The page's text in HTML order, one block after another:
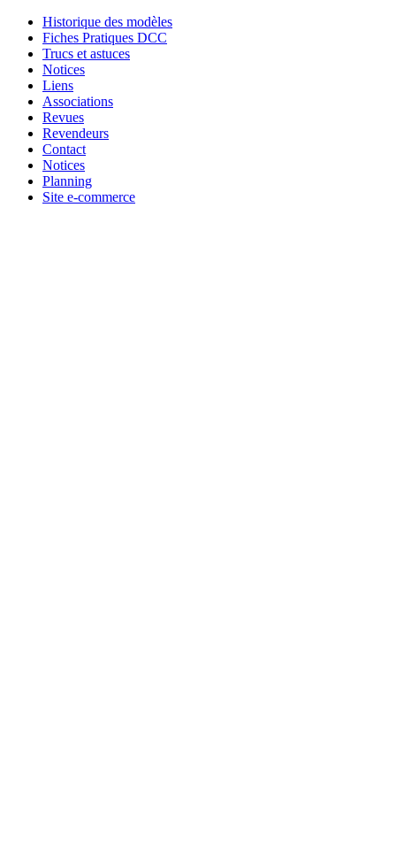
Historique des modèles
Fiches Pratiques DCC
Trucs et astuces
Notices
Liens
Associations
Revues
Revendeurs
Contact
Notices
Planning
Site e-commerce